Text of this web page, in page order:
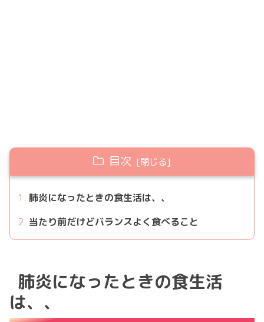
目次
肺炎になったときの食生活は、、
当たり前だけどバランスよく食べること
肺炎になったときの食生活
は、、